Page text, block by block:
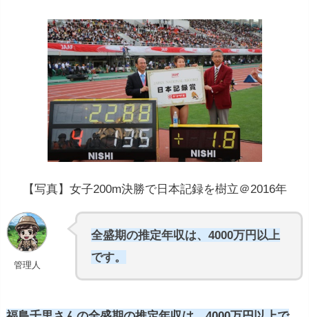
【写真】女子200m決勝で日本記録を樹立＠2016年
管理人
全盛期の推定年収は、4000万円以上
です。